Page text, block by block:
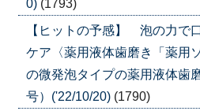
0) (1793)
【ヒットの予感】 泡の力で
ケア〈薬用液体歯磨き「薬用
の微発泡タイプの薬用液体歯
号）('22/10/20) (1790)